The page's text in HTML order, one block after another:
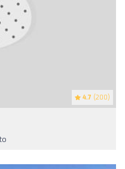
4.7 (200)